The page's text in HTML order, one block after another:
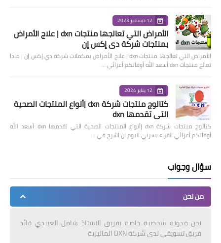
12 ديسمبر 2023
الأمراض التي تعالجها منتجات dxn | علاج الأمراض
بمنتجات شركة دي إكس إن
الأمراض التي تعالجها منتجات dxn | علاج الأمراض بمكملات شركة دي إكس إن | ماذا
تعالج منتجات dxn أسعد الله أوقاتكم أعزائي …
12 يناير 2024
كتالوج منتجات شركة dxn |أنواع المنتجات الصحية
التي تقدمها dxn
كتالوج منتجات شركة dxn |أنواع المنتجات الصحية التي تقدمها dxn أسعد الله
أوقاتكم أعزائي القراء يسرني اليوم ان اشرح في …
سؤال وجواب
من نحن
نحن مدونة شخصية خاصة بفريق الاستاذ شامل العبيدي قائد
فريق تسويقي لدى شركة DXN الماليزية